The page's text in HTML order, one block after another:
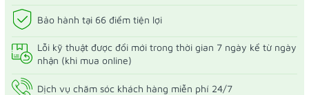
Bảo hành tại 66 điểm tiện lợi
Lỗi kỹ thuật được đổi mới trong thời gian 7 ngày kể từ ngày
nhận (khi mua online)
Dịch vụ chăm sóc khách hàng miễn phí 24/7